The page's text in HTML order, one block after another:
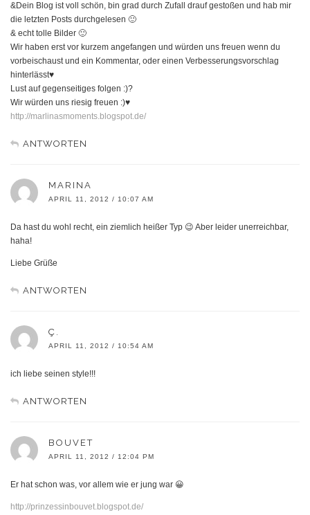
&Dein Blog ist voll schön, bin grad durch Zufall drauf gestoßen und hab mir
die letzten Posts durchgelesen 🙂
& echt tolle Bilder 🙂
Wir haben erst vor kurzem angefangen und würden uns freuen wenn du
vorbeischaust und ein Kommentar, oder einen Verbesserungsvorschlag
hinterlässt♥
Lust auf gegenseitiges folgen :)?
Wir würden uns riesig freuen :)♥
http://marlinasmoments.blogspot.de/
ANTWORTEN
MARINA
APRIL 11, 2012 / 10:07 AM
Da hast du wohl recht, ein ziemlich heißer Typ 😉 Aber leider unerreichbar,
haha!
Liebe Grüße
ANTWORTEN
Ç.
APRIL 11, 2012 / 10:54 AM
ich liebe seinen style!!!
ANTWORTEN
BOUVET
APRIL 11, 2012 / 12:04 PM
Er hat schon was, vor allem wie er jung war 😀
http://prinzessinbouvet.blogspot.de/